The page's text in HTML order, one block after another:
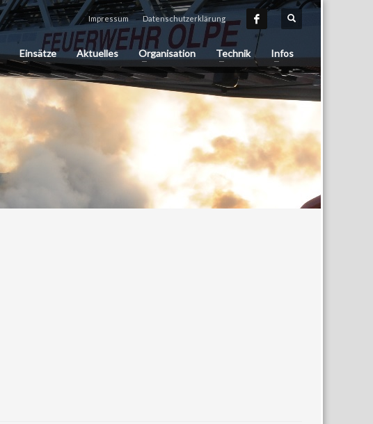
Impressum Datenschutzerklärung
Einsätze Aktuelles Organisation Technik Infos